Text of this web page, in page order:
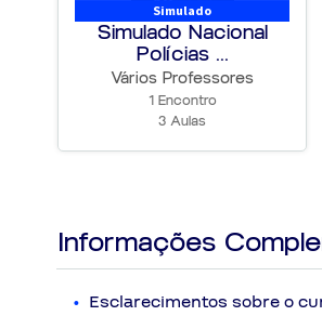
Simulado
Simulado Nacional
Polícias ...
Vários Professores
1 Encontro
3 Aulas
Informações
Esclarecimentos sobre o